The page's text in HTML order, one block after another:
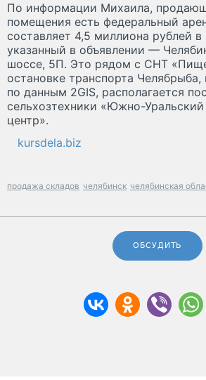
По информации Михаила,
помещения есть федеральный
составляет 4,5 миллиона рублей
указанный в объявлении —
шоссе, 5П. Это рядом с СНТ
остановке транспорта Челябрыба,
по данным 2GIS, располагается
сельхозтехники «Южно-
центр».
kursdela.biz
продажа складов челябинск челябинская
ОБСУДИТЬ